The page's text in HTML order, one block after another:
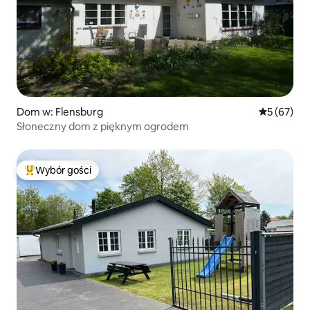
Dom w: Flensburg Średnia
5 (67)
Słoneczny dom z pięknym ogrodem
Najpopularniejsze z kategorii Wybór gości
Wybór gości